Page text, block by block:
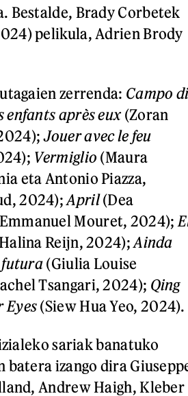
Bestalde, Brady Corbetek
pelikula, Adrien Brody
zerrenda: Campo
enfants après eux(Zoran
Jouer avec le feu
Vermiglio (Maura
eta Antonio Piazza,
2024); April(Dea
Mouret, 2024);
Reijn, 2024); Ainda
futura(Giulia Louise
Tsangari, 2024); Qing
Eyes(Siew Hua Yeo, 2024).
sariak banatuko
izango dira
Andrew Haigh, Kleber